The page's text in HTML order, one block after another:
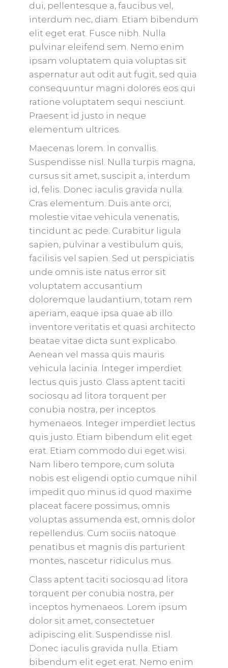
dui, pellentesque a, faucibus vel,
interdum nec, diam. Etiam bibendum
elit eget erat. Fusce nibh. Nulla
pulvinar eleifend sem. Nemo enim
ipsam voluptatem quia voluptas sit
aspernatur aut odit aut fugit, sed quia
consequuntur magni dolores eos qui
ratione voluptatem sequi nesciunt.
Praesent id justo in neque
elementum ultrices.
Maecenas lorem. In convallis.
Suspendisse nisl. Nulla turpis magna,
cursus sit amet, suscipit a, interdum
id, felis. Donec iaculis gravida nulla.
Cras elementum. Duis ante orci,
molestie vitae vehicula venenatis,
tincidunt ac pede. Curabitur ligula
sapien, pulvinar a vestibulum quis,
facilisis vel sapien. Sed ut perspiciatis
unde omnis iste natus error sit
voluptatem accusantium
doloremque laudantium, totam rem
aperiam, eaque ipsa quae ab illo
inventore veritatis et quasi architecto
beatae vitae dicta sunt explicabo.
Aenean vel massa quis mauris
vehicula lacinia. Integer imperdiet
lectus quis justo. Class aptent taciti
sociosqu ad litora torquent per
conubia nostra, per inceptos
hymenaeos. Integer imperdiet lectus
quis justo. Etiam bibendum elit eget
erat. Etiam commodo dui eget wisi.
Nam libero tempore, cum soluta
nobis est eligendi optio cumque nihil
impedit quo minus id quod maxime
placeat facere possimus, omnis
voluptas assumenda est, omnis dolor
repellendus. Cum sociis natoque
penatibus et magnis dis parturient
montes, nascetur ridiculus mus.
Class aptent taciti sociosqu ad litora
torquent per conubia nostra, per
inceptos hymenaeos. Lorem ipsum
dolor sit amet, consectetuer
adipiscing elit. Suspendisse nisl.
Donec iaculis gravida nulla. Etiam
bibendum elit eget erat. Nemo enim